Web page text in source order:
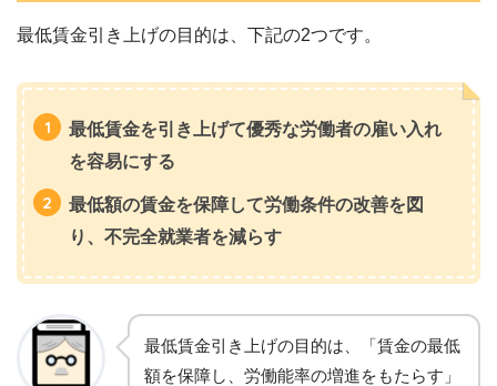
最低賃金引き上げの目的は、下記の2つです。
最低賃金を引き上げて優秀な労働者の雇い入れ
を容易にする
最低額の賃金を保障して労働条件の改善を図
り、不完全就業者を減らす
最低賃金引き上げの目的は、「賃金の最低
額を保障し、労働能率の増進をもたらす」